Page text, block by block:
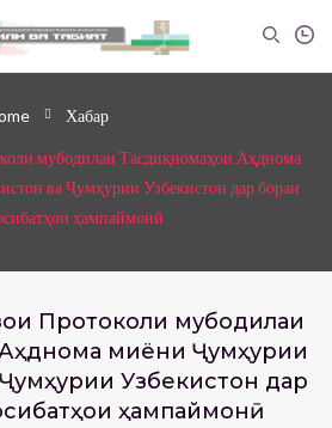
Хабар
мубодилаи Тасдиқномаҳои Аҳднома
ва Ҷумҳурии Узбекистон дар бораи
ҳампаймонӣ
Протоколи мубодилаи
Аҳднома миёни Ҷумҳурии
Узбекистон дар
ҳампаймонӣ